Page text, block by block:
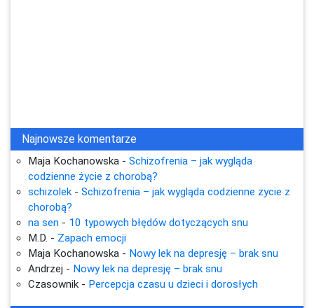
Najnowsze komentarze
Maja Kochanowska - Schizofrenia – jak wygląda
codzienne życie z chorobą?
schizolek - Schizofrenia – jak wygląda codzienne życie z
chorobą?
na sen - 10 typowych błędów dotyczących snu
M.D. - Zapach emocji
Maja Kochanowska - Nowy lek na depresję – brak snu
Andrzej - Nowy lek na depresję – brak snu
Czasownik - Percepcja czasu u dzieci i dorosłych